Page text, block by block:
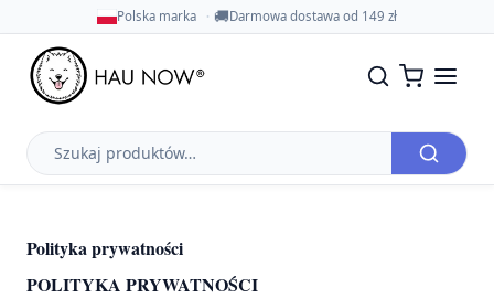
Polska marka 🚚Darmowa dostawa od 149 zł
Szukaj
produktów
Polityka prywatności
POLITYKA PRYWATNOŚCI